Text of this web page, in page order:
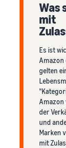
Was
mit
Es ist
Amazon
gelten
Amazon
der
und
Marken
mit